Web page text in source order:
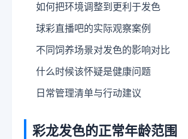
如何把环境调整到更利于发色
球彩直播吧的实际观察案例
不同饲养场景对发色的影响对比
什么时候该怀疑是健康问题
日常管理清单与行动建议
彩龙发色的正常年龄范围